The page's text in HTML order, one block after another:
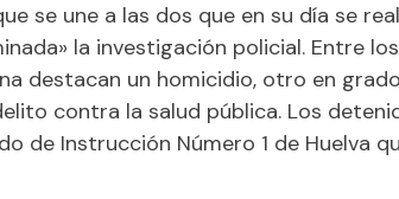
se une a las dos que en su día se
la investigación policial. Entre
destacan un homicidio, otro en
contra la salud pública. Los
de Instrucción Número 1 de Huelva